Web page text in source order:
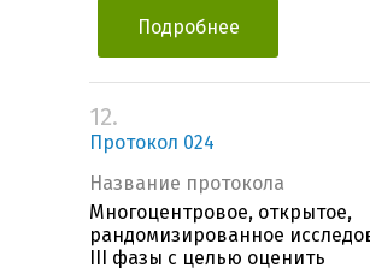
Подробнее
12.
Протокол 024
Название протокола
Многоцентровое, открытое,
рандомизированное
III фазы с целью оценить